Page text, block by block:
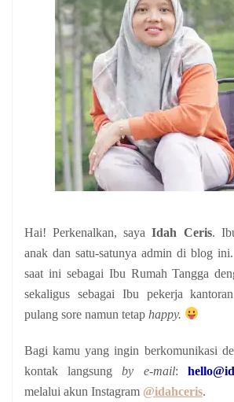
Hai! Perkenalkan, sayaIdah Ceris.
anak dan satu-satunya admin di blog ini.
saat ini sebagai Ibu Rumah Tangga
sekaligus sebagai Ibu pekerja
pulang sore namun tetap happy.
Bagi kamu yang ingin berkomunikasi
kontak langsungby e-mail:
melalui akun Instagram @idahceris.